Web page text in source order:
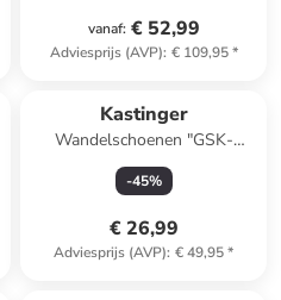
vanaf: € 52,99
Adviesprijs (AVP): € 109,95*
Kastinger
Wandelschoenen "GSK-
Airyhiker Low"
donkerblauw/citroengroen
-45%
€ 26,99
Adviesprijs (AVP): € 49,95*